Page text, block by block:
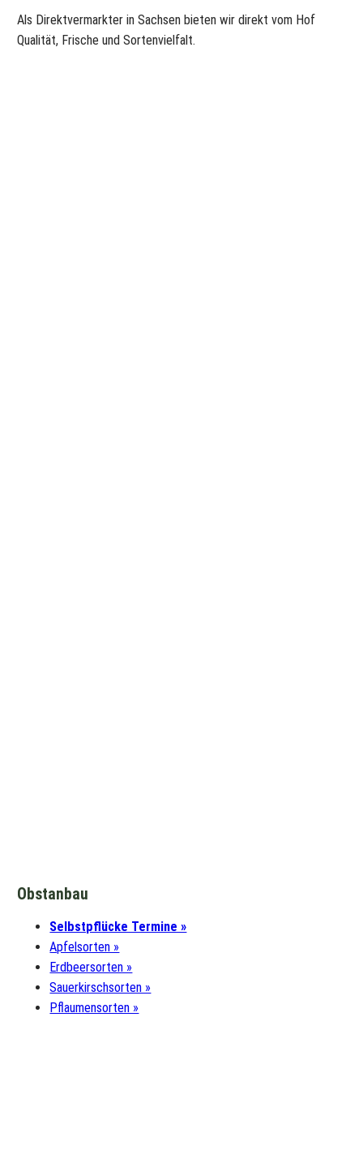
Als Direktvermarkter in Sachsen bieten wir direkt vom Hof
Qualität, Frische und Sortenvielfalt.
Obstanbau
Selbstpflücke Termine »
Apfelsorten »
Erdbeersorten »
Sauerkirschsorten »
Pflaumensorten »